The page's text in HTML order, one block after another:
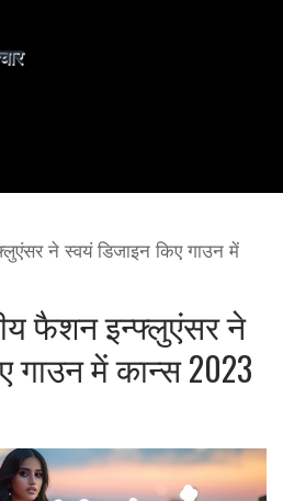
ने स्वयं डिजाइन किए गाउन में
फैशन इन्फ्लुएंसर ने
गाउन में कान्स 2023